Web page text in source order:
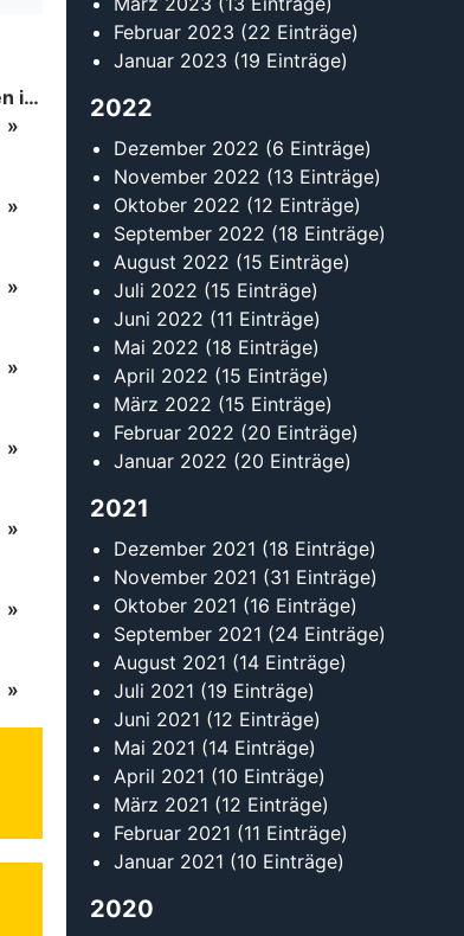
Tanzsport auf höchstem Niveau: Begeisterung bei den Turnieren in…
Februar 2023 (22 Einträge)
Januar 2023 (19 Einträge)
2022
Dezember 2022 (6 Einträge)
November 2022 (13 Einträge)
Oktober 2022 (12 Einträge)
September 2022 (18 Einträge)
August 2022 (15 Einträge)
Juli 2022 (15 Einträge)
Juni 2022 (11 Einträge)
Mai 2022 (18 Einträge)
April 2022 (15 Einträge)
März 2022 (15 Einträge)
Februar 2022 (20 Einträge)
Januar 2022 (20 Einträge)
2021
Dezember 2021 (18 Einträge)
November 2021 (31 Einträge)
Oktober 2021 (16 Einträge)
September 2021 (24 Einträge)
August 2021 (14 Einträge)
Juli 2021 (19 Einträge)
Juni 2021 (12 Einträge)
Mai 2021 (14 Einträge)
April 2021 (10 Einträge)
März 2021 (12 Einträge)
Februar 2021 (11 Einträge)
Januar 2021 (10 Einträge)
2020